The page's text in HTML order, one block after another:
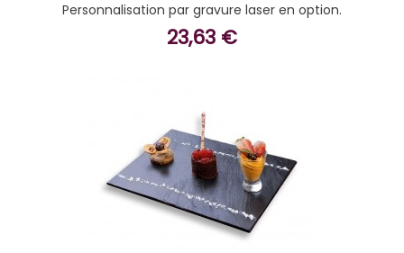
Personnalisation par gravure laser en option.
23,63 €
ACHETER